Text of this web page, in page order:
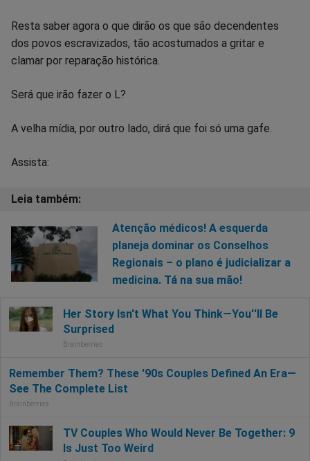
Resta saber agora o que dirão os que são decendentes
dos povos escravizados, tão acostumados a gritar e
clamar por reparação histórica.
Será que irão fazer o L?
A velha mídia, por outro lado, dirá que foi só uma gafe.
Assista:
Atenção médicos! A esquerda
planeja dominar os Conselhos
Regionais – o plano é judicializar a
medicina. Tá na sua mão!